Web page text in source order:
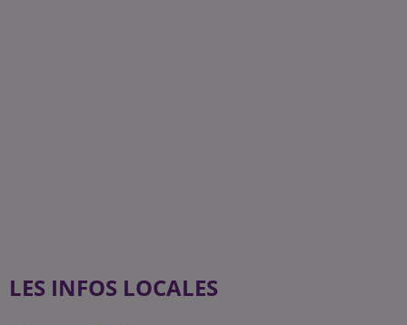
LES INFOS LOCALES